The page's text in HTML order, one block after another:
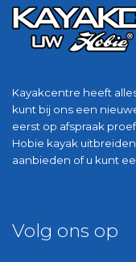
Kayakcentre heeft
kunt bij ons een
eerst op afspraak
Hobie kayak
aanbieden of u kunt
Volg ons op